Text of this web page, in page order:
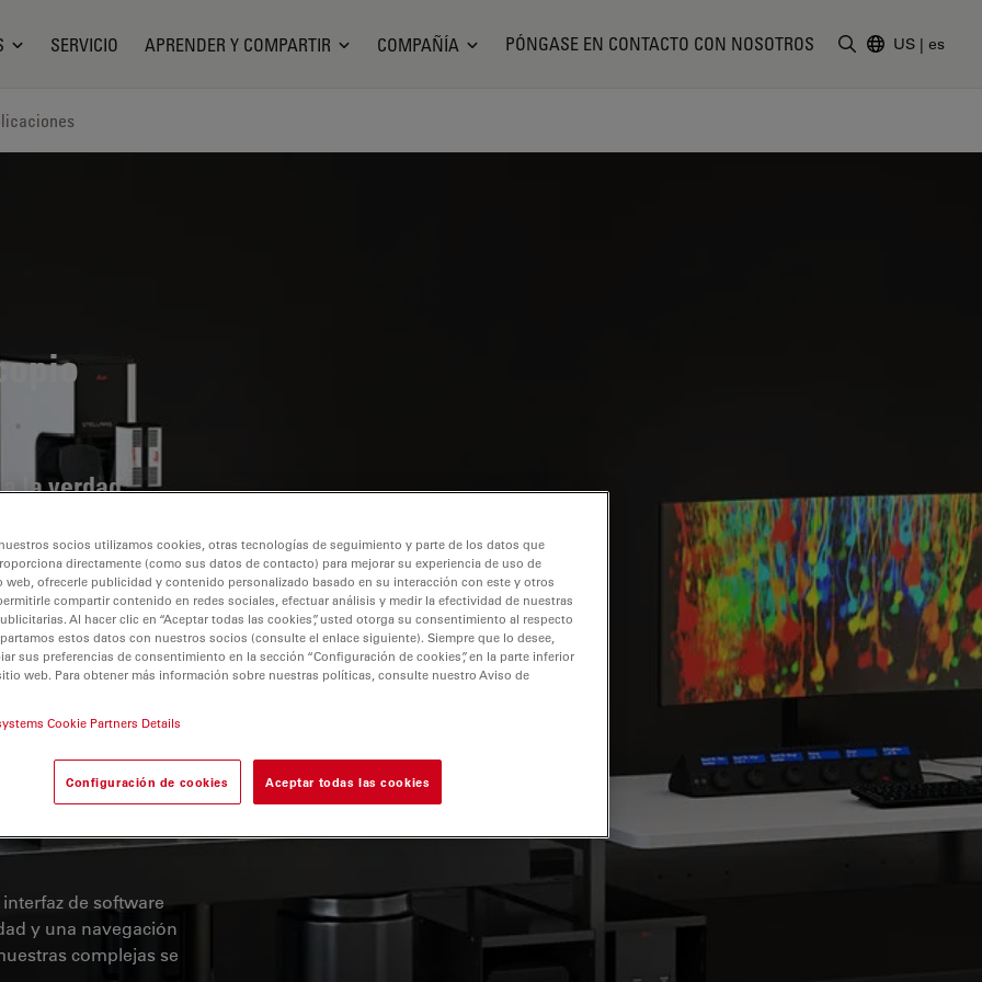
SERVICIO APRENDER Y COMPARTIR COMPAÑÍA PÓNGASE EN CONTACTO CON NOSOTROS US | es
la verdad
distintos se
y las relaciones
comprender una
la conectividad
de proteínas
o tejidos enteros
volumen
para proporcionarle
multifotónicas
experimentos con
sin marcadores
de software
y una navegación
complejas se
socios utilizamos cookies, otras tecnologías de seguimiento y parte de los datos que
directamente (como sus datos de contacto) para mejorar su experiencia de uso de
web, ofrecerle publicidad y contenido personalizado basado en su interacción con este y otros
compartir contenido en redes sociales, efectuar análisis y medir la efectividad de nuestras
Al hacer clic en “Aceptar todas las cookies”, usted otorga su consentimiento al respecto
estos datos con nuestros socios (consulte el enlace siguiente). Siempre que lo desee,
sus preferencias de consentimiento en la sección “Configuración de cookies”, en la parte inferior
web. Para obtener más información sobre nuestras políticas, consulte nuestro Aviso de
Cookie Partners Details
Configuración de cookies Aceptar todas las cookies